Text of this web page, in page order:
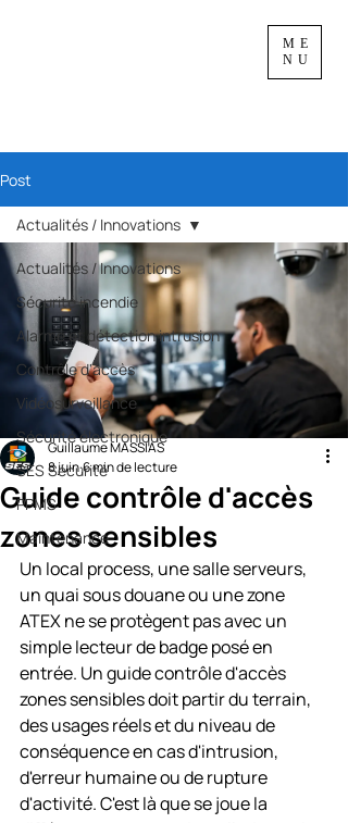
ME
NU
Post
Actualités / Innovations
Sécurité incendie
Alarme et détection intrusion
Contrôle d'accès
Vidéosurveillance
Sécurité électronique
SES Sécurité
PPMS
Maintenance
Actualités / Innovations
Guide contrôle d'accès
zones sensibles
Guillaume MASSIAS
8 juin6 min de lecture
Un local process, une salle serveurs,
un quai sous douane ou une zone
ATEX ne se protègent pas avec un
simple lecteur de badge posé en
entrée. Un guide contrôle d'accès
zones sensibles doit partir du terrain,
des usages réels et du niveau de
conséquence en cas d'intrusion,
d'erreur humaine ou de rupture
d'activité. C'est là que se joue la